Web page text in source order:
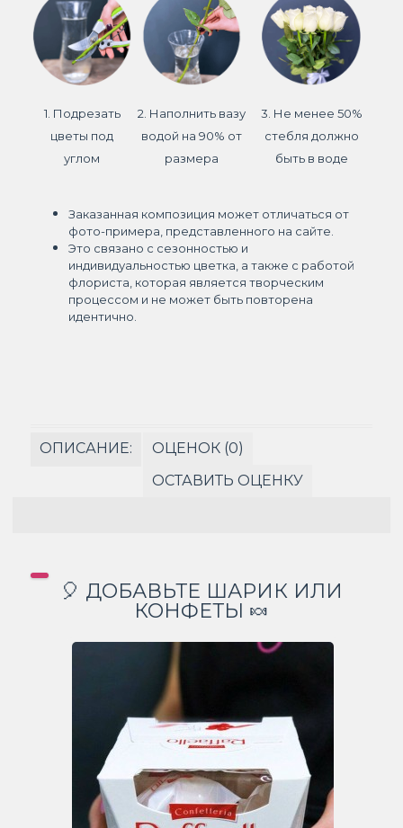
1. Подрезать
цветы под
углом
2. Наполнить вазу
водой на 90% от
размера
3. Не менее 50%
стебля должно
быть в воде
Заказанная композиция может отличаться от
фото-примера, представленного на сайте.
Это связано с сезонностью и
индивидуальностью цветка, а также с работой
флориста, которая является творческим
процессом и не может быть повторена
идентично.
ОПИСАНИЕ:
ОЦЕНОК (0)
ОСТАВИТЬ ОЦЕНКУ
🎈 ДОБАВЬТЕ ШАРИК ИЛИ
КОНФЕТЫ 🍬